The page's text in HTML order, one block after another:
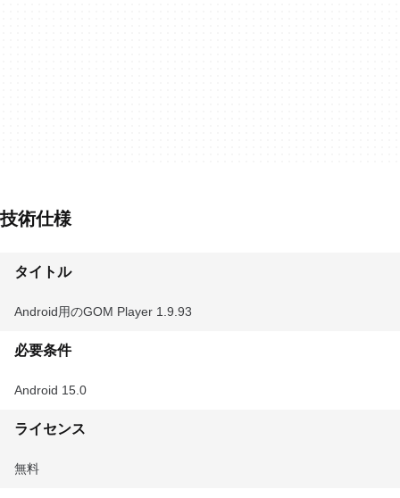
技術仕様
タイトル
Android用のGOM Player 1.9.93
必要条件
Android 15.0
ライセンス
無料